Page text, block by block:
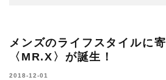
メンズのライフスタイルに
〈MR.X〉が誕生！
2018-12-01